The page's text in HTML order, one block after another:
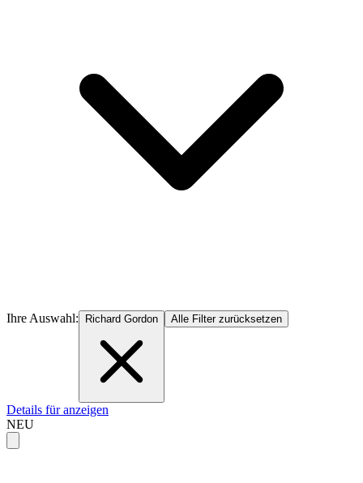
Ihre Auswahl: Richard Gordon Alle Filter zurücksetzen
Details für anzeigen
NEU